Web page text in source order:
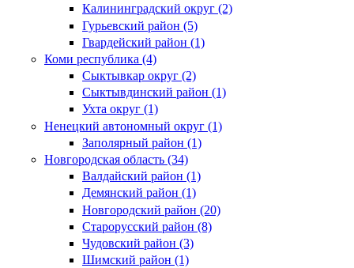
Калининградский округ (2)
Гурьевский район (5)
Гвардейский район (1)
Коми республика (4)
Сыктывкар округ (2)
Сыктывдинский район (1)
Ухта округ (1)
Ненецкий автономный округ (1)
Заполярный район (1)
Новгородская область (34)
Валдайский район (1)
Демянский район (1)
Новгородский район (20)
Старорусский район (8)
Чудовский район (3)
Шимский район (1)